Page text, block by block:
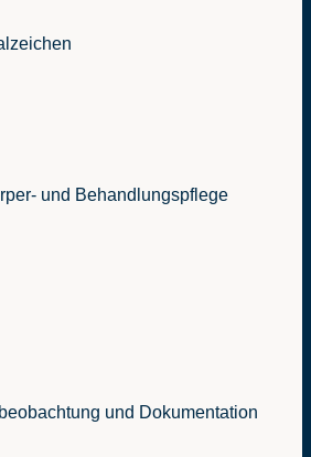
und Behandlungspflege
und Dokumentation